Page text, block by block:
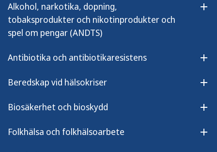
Alkohol, narkotika, dopning,
tobaksprodukter och nikotinprodukter och
spel om pengar (ANDTS)
Antibiotika och antibiotikaresistens
Beredskap vid hälsokriser
Biosäkerhet och bioskydd
Folkhälsa och folkhälsoarbete
Hjälp ditt barn på nätet Lyssna på innehållet
Hjälp ditt barn på nätet – stöd
för föräldrar om barns och
Här hittar du våra rekommendationer